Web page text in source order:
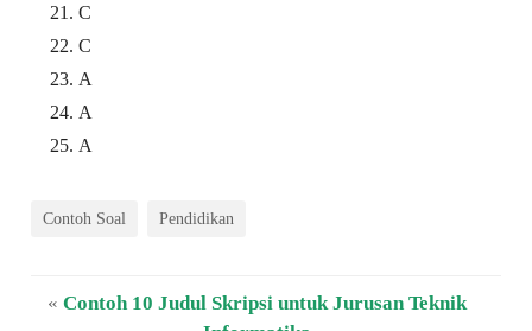
C
C
A
A
A
Contoh Soal Pendidikan
« Contoh 10 Judul Skripsi untuk Jurusan Teknik